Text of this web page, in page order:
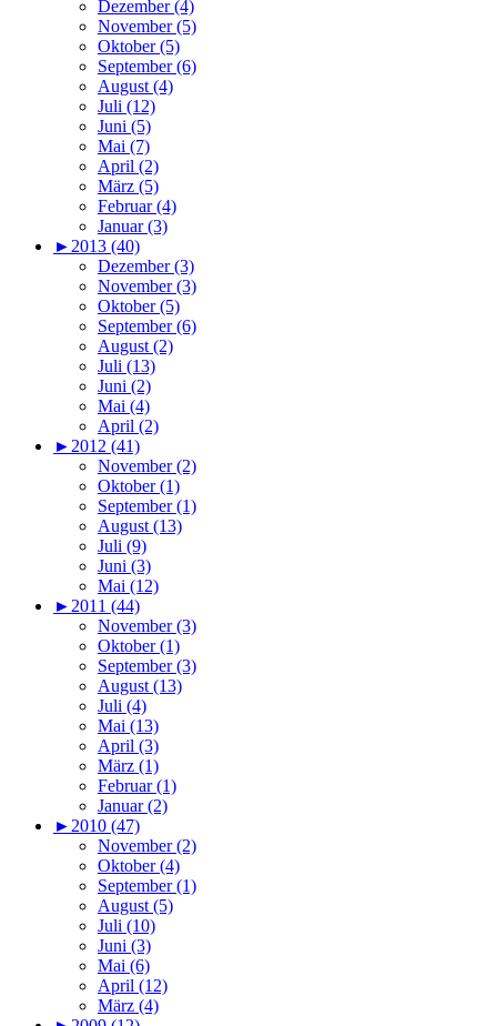
Dezember (4)
November (5)
Oktober (5)
September (6)
August (4)
Juli (12)
Juni (5)
Mai (7)
April (2)
März (5)
Februar (4)
Januar (3)
► 2013 (40)
Dezember (3)
November (3)
Oktober (5)
September (6)
August (2)
Juli (13)
Juni (2)
Mai (4)
April (2)
► 2012 (41)
November (2)
Oktober (1)
September (1)
August (13)
Juli (9)
Juni (3)
Mai (12)
► 2011 (44)
November (3)
Oktober (1)
September (3)
August (13)
Juli (4)
Mai (13)
April (3)
März (1)
Februar (1)
Januar (2)
► 2010 (47)
November (2)
Oktober (4)
September (1)
August (5)
Juli (10)
Juni (3)
Mai (6)
April (12)
März (4)